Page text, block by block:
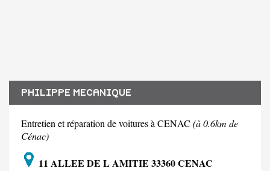
PHILIPPE MECANIQUE
Entretien et réparation de voitures à CENAC (à 0.6km de
Cénac)
11 ALLEE DE L AMITIE 33360 CENAC